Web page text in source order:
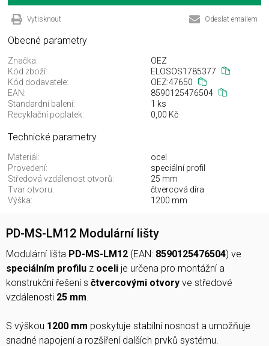
Vytisknout Odeslat emailem
Obecné parametry
Značka:
OEZ
Kód zboží:
ELOSOS1785377
Kód dodavatele:
OEZ:47650
EAN:
8590125476504
Standardní balení:
1 ks
Recyklační poplatek:
0,00 Kč
Technické parametry
Materiál:
ocel
Provedení:
speciální profil
Středová vzdálenost otvorů:
25 mm
Tvar otvoru:
čtvercová díra
Výška:
1200 mm
PD-MS-LM12 Modulární lišty
Modulární lišta PD-MS-LM12 (EAN: 8590125476504) ve
speciálním profilu z oceli je určena pro montážní a
konstrukční řešení s čtvercovými otvory ve středové
vzdálenosti 25 mm.
S výškou 1200 mm poskytuje stabilní nosnost a umožňuje
snadné napojení a rozšíření dalších prvků systému.